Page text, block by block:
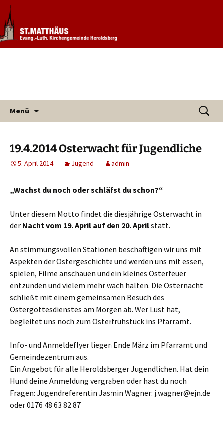
Evang. Kirchengemeinde St.
Matthäus Heroldsberg
Informationen rund um unsere
Kirchengemeinde
Menü
Suchen
nach:
19.4.2014 Osterwacht für Jugendliche
5. April 2014 Jugend admin
„Wachst du noch oder schläfst du schon?“
Unter diesem Motto findet die diesjährige Osterwacht in
der Nacht vom 19. April auf den 20. Aprilstatt.
An stimmungsvollen Stationen beschäftigen wir uns mit
Aspekten der Ostergeschichte und werden uns mit essen,
spielen, Filme anschauen und ein kleines Osterfeuer
entzünden und vielem mehr wach halten. Die Osternacht
schließt mit einem gemeinsamen Besuch des
Ostergottesdienstes am Morgen ab. Wer Lust hat,
begleitet uns noch zum Osterfrühstück ins Pfarramt.
Info- und Anmeldeflyer liegen Ende März im Pfarramt und
Gemeindezentrum aus.
Ein Angebot für alle Heroldsberger Jugendlichen. Hat dein
Hund deine Anmeldung vergraben oder hast du noch
Fragen: Jugendreferentin Jasmin Wagner: j.wagner@ejn.de
oder 0176 48 63 82 87